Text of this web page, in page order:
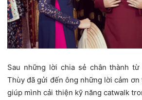
Sau những lời chia sẻ chân thành từ
Thùy đã gửi đến ông những lời cảm
giúp mình cải thiện kỹ năng catwalk